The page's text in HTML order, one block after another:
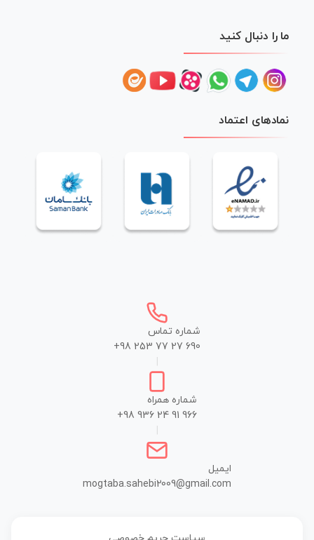
ما را دنبال کنید
نمادهای اعتماد
شماره تماس
+98 253 77 27 690
شماره همراه
+98 936 24 91 966
ایمیل
mogtaba.sahebi2009@gmail.com